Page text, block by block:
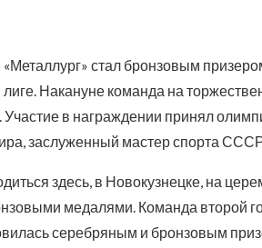
стал бронзовым
лиге. Накануне команда на
в награждении принял
заслуженный мастер спорта
здесь, в Новокузнецке, на
медалями. Команда второй
серебряным и бронзовым